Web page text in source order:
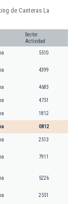
de Canteras La
Sector
Actividad
5510
4399
4683
4751
1812
0812
2513
7911
5226
2551